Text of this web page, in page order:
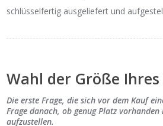
schlüsselfertig ausgeliefert und
Wahl der Größe
Die erste Frage, die sich vor dem Kauf
Frage danach, ob genug Platz
aufzustellen.